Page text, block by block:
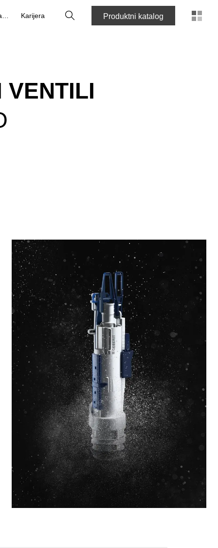
Karijera PretragaProduktni katalog
VENTILI